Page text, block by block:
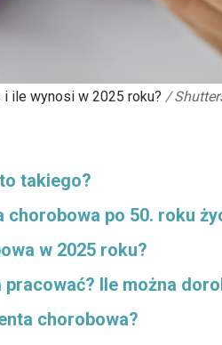
i ile wynosi w 2025 roku? /
takiego?
chorobowa po 50. roku
w 2025 roku?
Ile można
chorobowa?